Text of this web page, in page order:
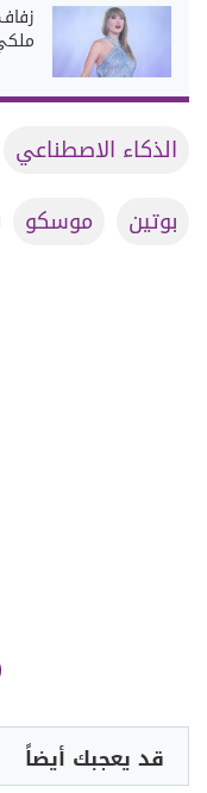
الذكاء الاصطناعي
بوتين
موسكو
قد يعجبك أيضاً